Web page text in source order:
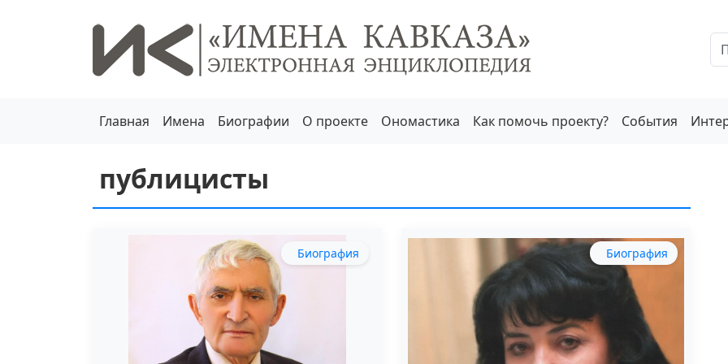
Главная Имена Биографии О проекте Ономастика Как помочь проекту? События
публицисты
Биография Биография